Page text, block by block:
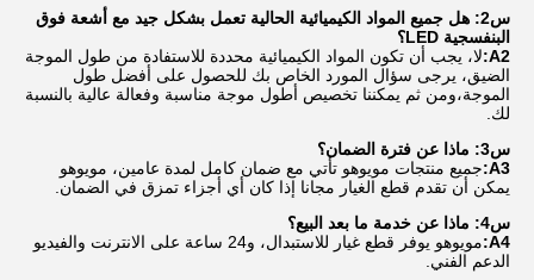
س2: هل جميع المواد الكيميائية الحالية تعمل بشكل جيد مع أشعة فوق
البنفسجية LED؟
A2: لا، يجب أن تكون المواد الكيميائية محددة للاستفادة من طول الموجة
الضيق، يرجى سؤال المورد الخاص بك للحصول على أفضل طول
الموجة،ومن ثم يمكننا تخصيص أطول موجة مناسبة وفعالة عالية بالنسبة
لك.
س3: ماذا عن فترة الضمان؟
A3: جميع منتجات مويوهو تأتي مع ضمان كامل لمدة عامين، مويوهو
يمكن أن تقدم قطع الغيار مجانا إذا كان أي أجزاء تمزق في الضمان.
س4: ماذا عن خدمة ما بعد البيع؟
A4:
مويوهو يوفر قطع غيار للاستبدال، و24 ساعة على الانترنت والفيديو
الدعم الفني.